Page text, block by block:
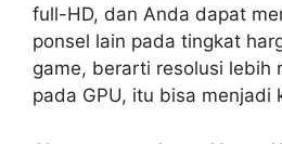
full-HD, dan Anda dapat
ponsel lain pada tingkat
game, berarti resolusi lebih
pada GPU, itu bisa menjadi